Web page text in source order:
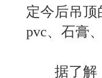
定今后吊
pvc、石膏
据了解，